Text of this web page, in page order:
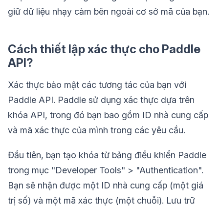
giữ dữ liệu nhạy cảm bên ngoài cơ sở mã của bạn.
Cách thiết lập xác thực cho Paddle
API?
Xác thực bảo mật các tương tác của bạn với
Paddle API. Paddle sử dụng xác thực dựa trên
khóa API, trong đó bạn bao gồm ID nhà cung cấp
và mã xác thực của mình trong các yêu cầu.
Đầu tiên, bạn tạo khóa từ bảng điều khiển Paddle
trong mục "Developer Tools" > "Authentication".
Bạn sẽ nhận được một ID nhà cung cấp (một giá
trị số) và một mã xác thực (một chuỗi). Lưu trữ